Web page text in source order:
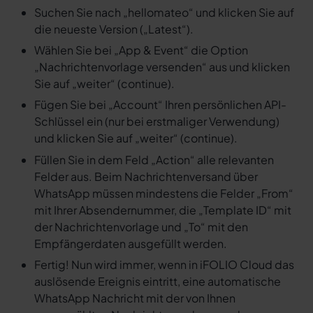
Suchen Sie nach „hellomateo“ und klicken Sie auf
die neueste Version („Latest“).
Wählen Sie bei „App & Event“ die Option
„Nachrichtenvorlage versenden“ aus und klicken
Sie auf „weiter“ (continue).
Fügen Sie bei „Account“ Ihren persönlichen API-
Schlüssel ein (nur bei erstmaliger Verwendung)
und klicken Sie auf „weiter“ (continue).
Füllen Sie in dem Feld „Action“ alle relevanten
Felder aus. Beim Nachrichtenversand über
WhatsApp müssen mindestens die Felder „From“
mit Ihrer Absendernummer, die „Template ID“ mit
der Nachrichtenvorlage und „To“ mit den
Empfängerdaten ausgefüllt werden.
Fertig! Nun wird immer, wenn in iFOLIO Cloud das
auslösende Ereignis eintritt, eine automatische
WhatsApp Nachricht mit der von Ihnen